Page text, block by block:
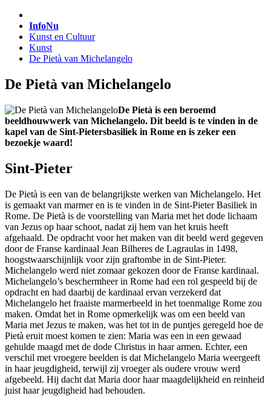
InfoNu
Kunst en Cultuur
Kunst
De Pietà van Michelangelo
De Pietà van Michelangelo
De Pietà is een beroemd
beeldhouwwerk van Michelangelo. Dit beeld is te vinden in de
kapel van de Sint-Pietersbasiliek in Rome en is zeker een
bezoekje waard!
Sint-Pieter
De Pietà is een van de belangrijkste werken van Michelangelo. Het
is gemaakt van marmer en is te vinden in de Sint-Pieter Basiliek in
Rome. De Pietà is de voorstelling van Maria met het dode lichaam
van Jezus op haar schoot, nadat zij hem van het kruis heeft
afgehaald. De opdracht voor het maken van dit beeld werd gegeven
door de Franse kardinaal Jean Bilheres de Lagraulas in 1498,
hoogstwaarschijnlijk voor zijn graftombe in de Sint-Pieter.
Michelangelo werd niet zomaar gekozen door de Franse kardinaal.
Michelangelo’s beschermheer in Rome had een rol gespeeld bij de
opdracht en had daarbij de kardinaal ervan verzekerd dat
Michelangelo het fraaiste marmerbeeld in het toenmalige Rome zou
maken. Omdat het in Rome opmerkelijk was om een beeld van
Maria met Jezus te maken, was het tot in de puntjes geregeld hoe de
Pietà eruit moest komen te zien: Maria was een in een gewaad
gehulde maagd met de dode Christus in haar armen. Echter, een
verschil met vroegere beelden is dat Michelangelo Maria weergeeft
in haar jeugdigheid, terwijl zij vroeger als oudere vrouw werd
afgebeeld. Hij dacht dat Maria door haar maagdelijkheid en reinheid
juist haar jeugdigheid had behouden.